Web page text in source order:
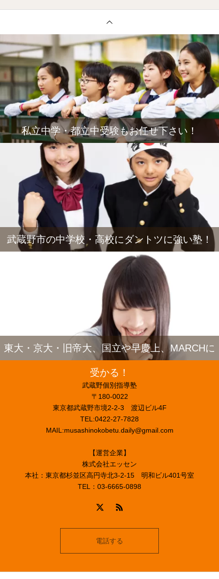
私立中学・都立中受験もお任せ下さい！
武蔵野市の中学校・高校にダントツに強い塾！
東大・京大・旧帝大、国立や早慶上、MARCHに
受かる！
武蔵野個別指導塾
〒180-0022
東京都武蔵野市境2-2-3 渡辺ビル4F
TEL:0422-27-7828
MAIL:musashinokobetu.daily@gmail.com
【運営企業】
株式会社エッセン
本社：東京都杉並区高円寺北3-2-15 明和ビル401号室
TEL：03-6665-0898
電話する